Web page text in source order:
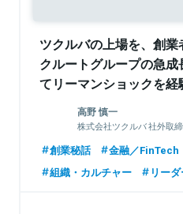
ツクルバの上場を、創
クルートグループの急
てリーマンショックを
高野 慎一
株式会社ツクルバ 社外取
創業秘話 金融／FinTech
組織・カルチャー
リー